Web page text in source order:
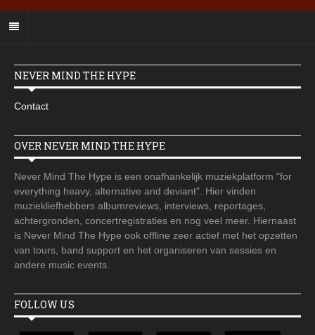
NEVER MIND THE HYPE
Contact
OVER NEVER MIND THE HYPE
Never Mind The Hype is een onafhankelijk muziekplatform "for
everything heavy, alternative and deviant". Hier vinden
muziekliefhebbers albumreviews, interviews, reportages,
achtergronden, concertregistraties en nog veel meer. Hiernaast
is Never Mind The Hype ook offline zeer actief met het opzetten
van tours, band support en het organiseren van sessies en
andere music events.
FOLLOW US